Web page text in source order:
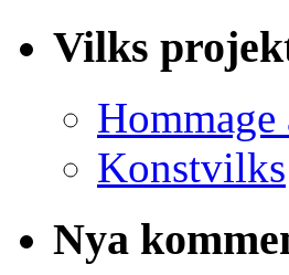
Vilks
Konstvilks
Nya